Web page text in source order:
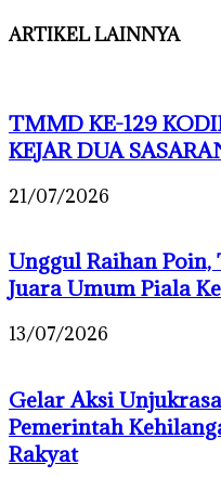
ARTIKEL LAINNYA
TMMD KE-129
KEJAR DUA
21/07/2026
Unggul Raihan Poin,
Juara Umum Piala
13/07/2026
Gelar Aksi
Pemerintah
Rakyat